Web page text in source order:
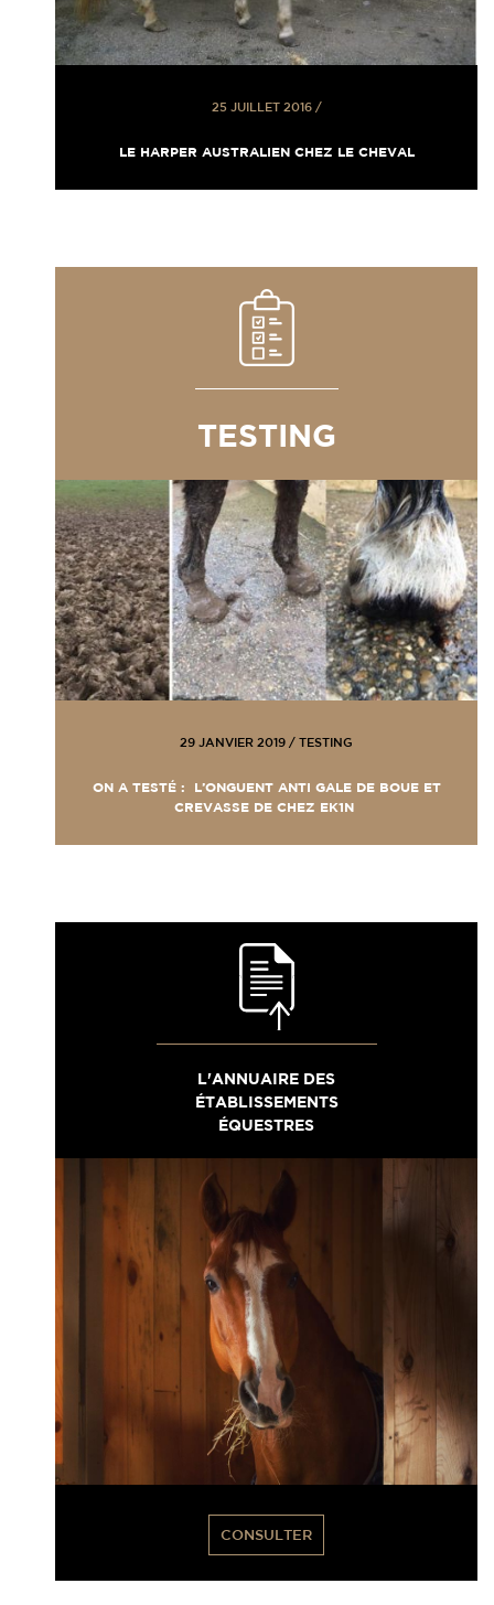
25 JUILLET 2016/
LE HARPER AUSTRALIEN CHEZ LE CHEVAL
TESTING
29 JANVIER 2019 / TESTING
ON A TESTÉ : L’ONGUENT ANTI GALE DE BOUE ET
CREVASSE DE CHEZ EK1N
L'ANNUAIRE DES
ÉTABLISSEMENTS
ÉQUESTRES
CONSULTER